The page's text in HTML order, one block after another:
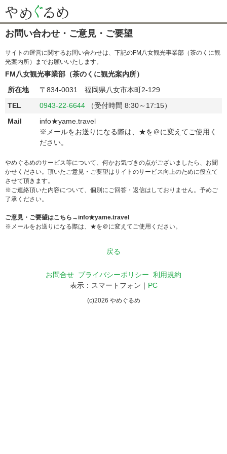
お問い合わせ・ご意見・ご要望
サイトの運営に関するお問い合わせは、下記のFM八女観光事業部（茶のくに観
光案内所）までお願いいたします。
FM八女観光事業部（茶のくに観光案内所）
所在地
〒834-0031 福岡県八女市本町2-129
TEL
0943-22-6644 （受付時間 8:30～17:15）
Mail
info★yame.travel
※メールをお送りになる際は、★を＠に変えてご使用く
ださい。
やめぐるめのサービス等について、何かお気づきの点がございましたら、お聞
かせください。頂いたご意見・ご要望はサイトのサービス向上のために役立て
させて頂きます。
※ご連絡頂いた内容について、個別にご回答・返信はしておりません。予めご
了承ください。
ご意見・ご要望はこちら→info★yame.travel
※メールをお送りになる際は、★を＠に変えてご使用ください。
戻る
お問合せ プライバシーポリシー 利用規約
表示：スマートフォン｜ PC
(c)2026 やめぐるめ